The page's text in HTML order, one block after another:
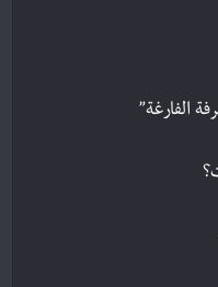
الفارغة”